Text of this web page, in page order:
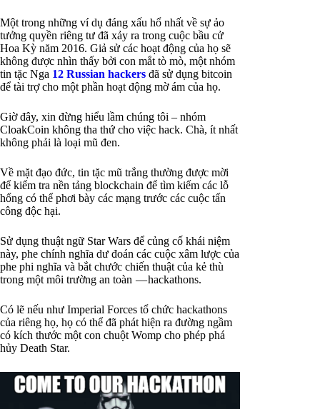
Một trong những ví dụ đáng xấu hổ nhất về sự ảo
tưởng quyền riêng tư đã xảy ra trong cuộc bầu cử
Hoa Kỳ năm 2016. Giả sử các hoạt động của họ sẽ
không được nhìn thấy bởi con mắt tò mò, một nhóm
tin tặc Nga 12 Russian hackers đã sử dụng bitcoin
để tài trợ cho một phần hoạt động mờ ám của họ.
Giờ đây, xin đừng hiểu lầm chúng tôi – nhóm
CloakCoin không tha thứ cho việc hack. Chà, ít nhất
không phải là loại mũ đen.
Về mặt đạo đức, tin tặc mũ trắng thường được mời
để kiểm tra nền tảng blockchain để tìm kiếm các lỗ
hổng có thể phơi bày các mạng trước các cuộc tấn
công độc hại.
Sử dụng thuật ngữ Star Wars để củng cố khái niệm
này, phe chính nghĩa dư đoán các cuộc xâm lược của
phe phi nghĩa và bắt chước chiến thuật của kẻ thù
trong một môi trường an toàn — hackathons.
Có lẽ nếu như Imperial Forces tổ chức hackathons
của riêng họ, họ có thể đã phát hiện ra đường ngầm
có kích thước một con chuột Womp cho phép phá
hủy Death Star.